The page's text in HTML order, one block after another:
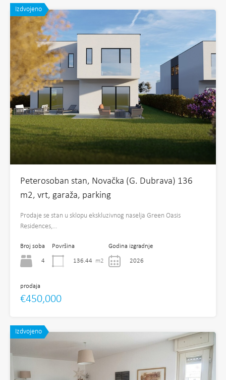
Izdvojeno
Peterosoban stan, Novačka (G. Dubrava) 136
m2, vrt, garaža, parking
Prodaje se stan u sklopu ekskluzivnog naselja Green Oasis
Residences,…
Broj soba
4
Površina
136.44 m2
Godina izgradnje
2026
prodaja
€450,000
Izdvojeno